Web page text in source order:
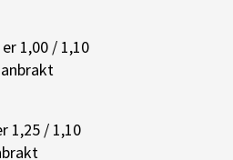
1,00 / 1,10
1,25 / 1,10